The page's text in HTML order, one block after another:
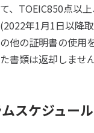
点以上
年1月1日以降取
証明書の使用を
類は返却しません
スケジュール